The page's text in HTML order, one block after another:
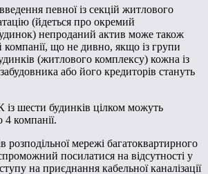
певної із секцій житлового
(йдеться про окремий
непроданий актив може також
компанії, що не дивно, якщо із групи
(житлового комплексу) кожна із
або його кредиторів стануть
шести будинків цілком можуть
компанії.
розподільної мережі багатоквартирного
посилатися на відсутності у
на приєднання кабельної каналізації